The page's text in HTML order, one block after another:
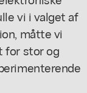
vi i valget af
måtte vi
for stor og